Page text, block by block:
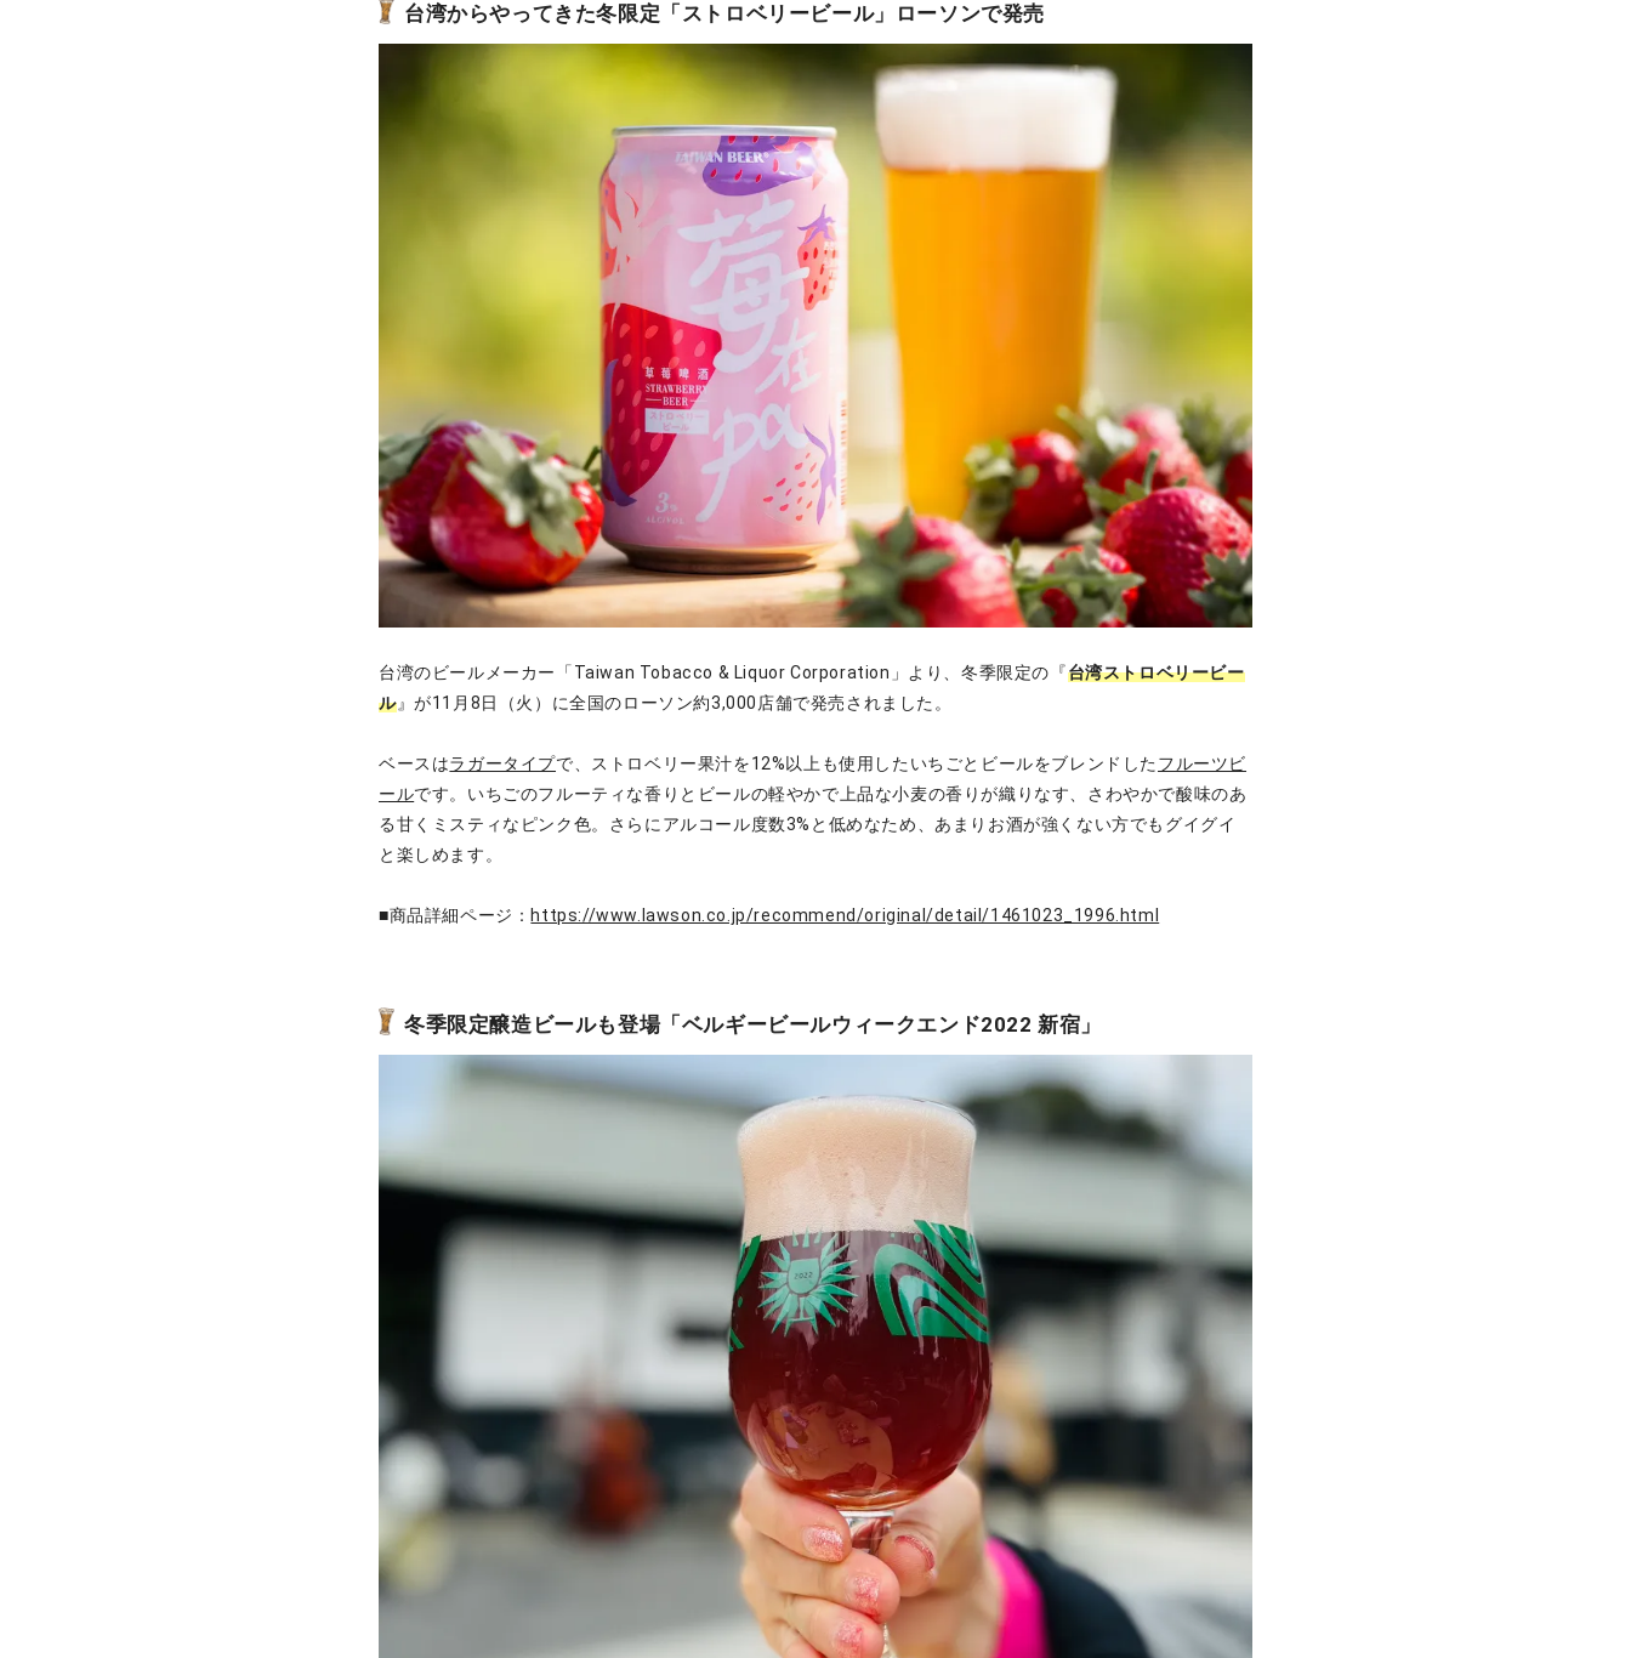
台湾からやってきた冬限定「ストロベリービール」ローソンで発売
台湾のビールメーカー「Taiwan Tobacco & Liquor Corporation」より、冬季限定の『台湾ストロベリービー
ル』が11月8日（火）に全国のローソン約3,000店舗で発売されました。
ベースはラガータイプで、ストロベリー果汁を12%以上も使用したいちごとビールをブレンドしたフルーツビ
ールです。いちごのフルーティな香りとビールの軽やかで上品な小麦の香りが織りなす、さわやかで酸味のあ
る甘くミスティなピンク色。さらにアルコール度数3%と低めなため、あまりお酒が強くない方でもグイグイ
と楽しめます。
■商品詳細ページ：https://www.lawson.co.jp/recommend/original/detail/1461023_1996.html
冬季限定醸造ビールも登場「ベルギービールウィークエンド2022 新宿」